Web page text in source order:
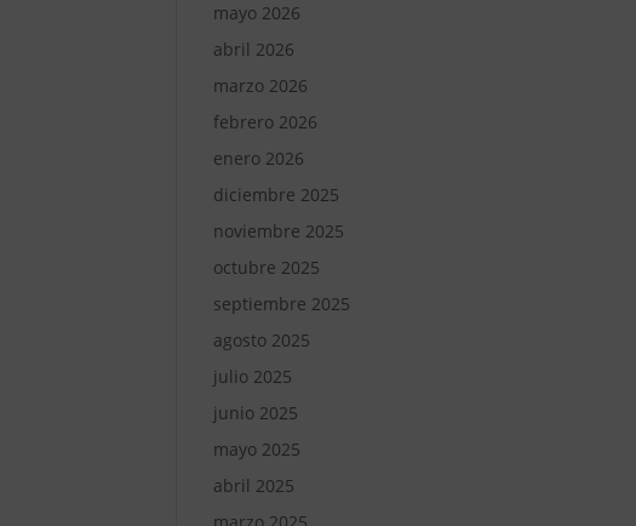
mayo 2026
abril 2026
marzo 2026
febrero 2026
enero 2026
diciembre 2025
noviembre 2025
octubre 2025
septiembre 2025
agosto 2025
julio 2025
junio 2025
mayo 2025
abril 2025